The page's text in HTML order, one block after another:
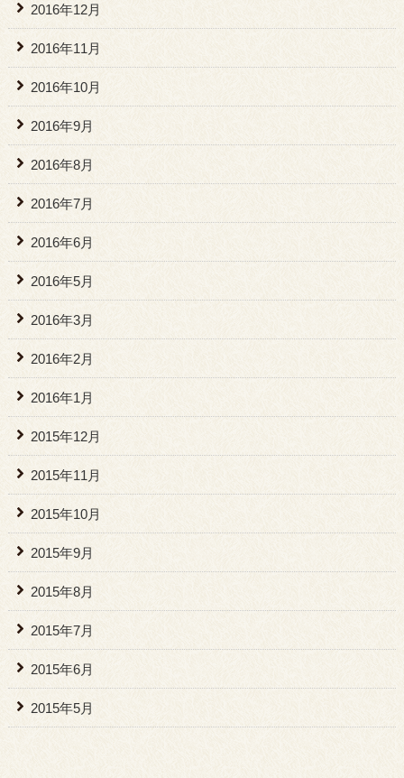
2016年12月
2016年11月
2016年10月
2016年9月
2016年8月
2016年7月
2016年6月
2016年5月
2016年3月
2016年2月
2016年1月
2015年12月
2015年11月
2015年10月
2015年9月
2015年8月
2015年7月
2015年6月
2015年5月